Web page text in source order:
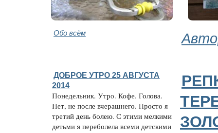
Обо всём
ДОБРОЕ УТРО 25 АВГУСТА
2014
Понедельник. Утро. Кофе. Голова.
Нет, не после вчерашнего. Просто я
третий день болею. С этими мелкими
детьми я переболела всеми детскими